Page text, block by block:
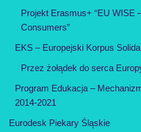
Projekt Erasmus+ “EU WISE
Consumers”
EKS – Europejski Korpus
Przez żołądek do serca
Program Edukacja –
2014-2021
Eurodesk Piekary Śląskie